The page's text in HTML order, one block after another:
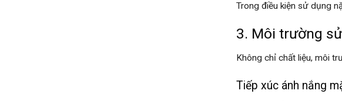
Trong điều kiện sử dụng
3. Môi trường
Không chỉ chất liệu, môi
Tiếp xúc ánh nắng